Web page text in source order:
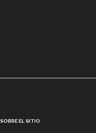
SOBRE EL SITIO